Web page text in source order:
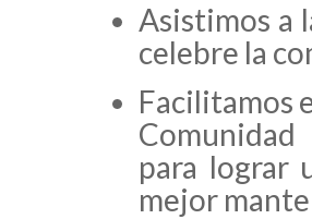
Asistimos a
celebre la
Facilitamos
para lograr
mejor